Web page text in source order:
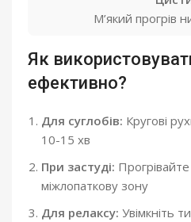
М’який прогрів
Як
ефективно?
Для суглобів: Кругові
10-15 хв
При застуді:
міжлопаткову зону
Для релаксу: Увімкніть